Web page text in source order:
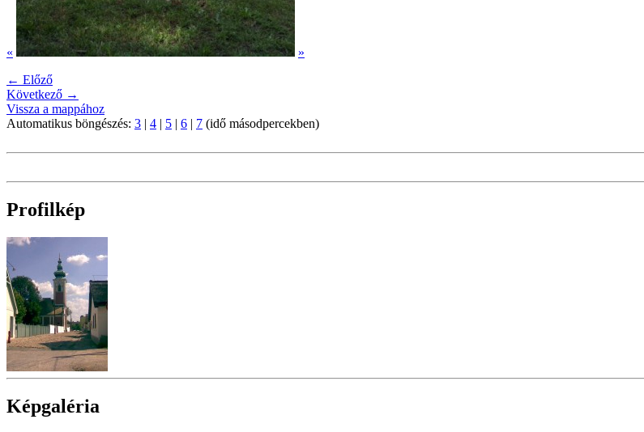
«
»
← Előző
Következő →
Vissza a mappához
Automatikus böngészés: 3 | 4 | 5 | 6 | 7 (idő másodpercekben)
Profilkép
Képgaléria